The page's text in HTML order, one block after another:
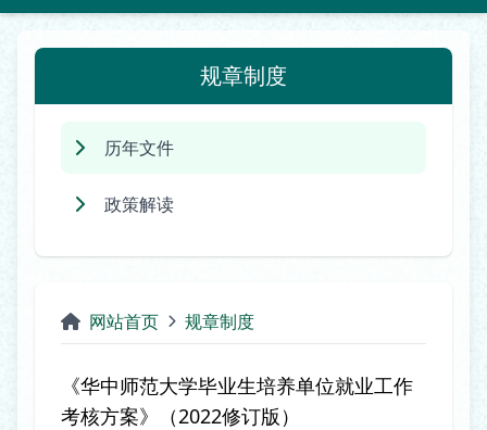
规章制度
历年文件
政策解读
网站首页 规章制度
《华中师范大学毕业生培养单位就业工作
考核方案》（2022修订版）